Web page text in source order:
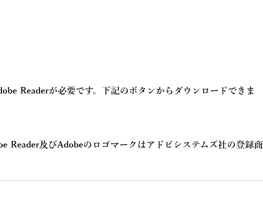
Readerが必要です。下記のボタンからダウンロードできま
Reader及びAdobeのロゴマークはアドビシステムズ社の登録商